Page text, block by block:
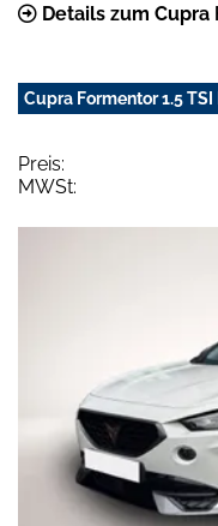
Details zum
Cupra Formentor 1.5 TSI
Preis:
MWSt: